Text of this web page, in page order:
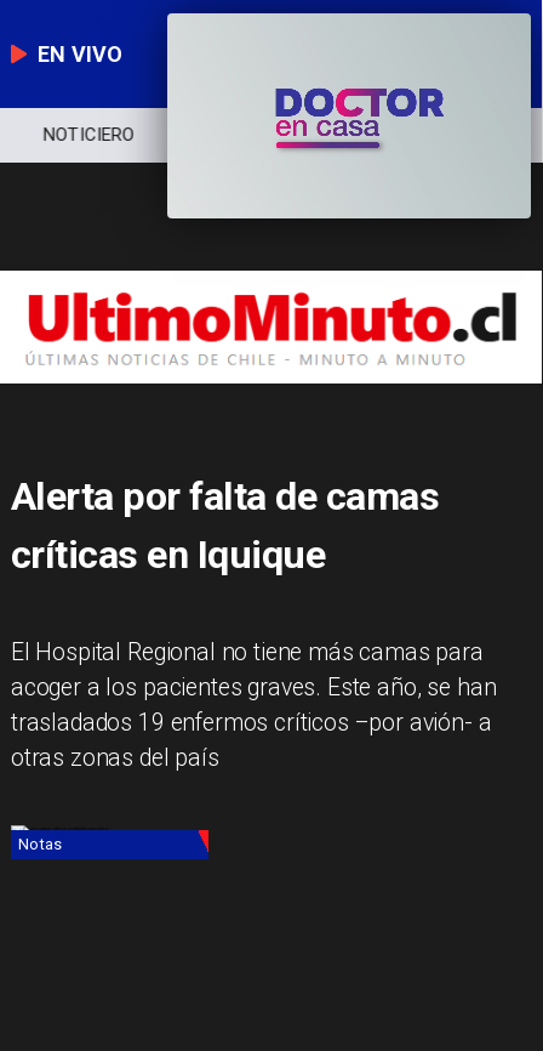
EN VIVO
NOTICIERO POLÍTICA
Alerta por falta de camas
críticas en Iquique
El Hospital Regional no tiene más camas para
acoger a los pacientes graves. Este año, se han
trasladados 19 enfermos críticos –por avión- a
otras zonas del país
Notas